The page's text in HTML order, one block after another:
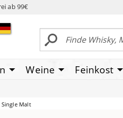
ab 99€
Weine Feinkost
Single Malt